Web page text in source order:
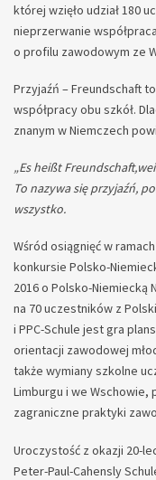
której wzięło udział 180
nieprzerwanie
o profilu zawodowym ze
Przyjaźń – Freundschaft
współpracy obu szkół.
znanym w Niemczech
„Es heißt
To nazywa się przyjaźń,
wszystko.
Wśród osiągnięć w
konkursie Polsko-
2016 o Polsko-Niemiecką
na 70 uczestników z
i PPC-Schule jest gra
orientacji zawodowej
także wymiany szkolne
Limburgu i we
zagraniczne praktyki
Uroczystość z okazji 20-
Peter-Paul-Cahensly